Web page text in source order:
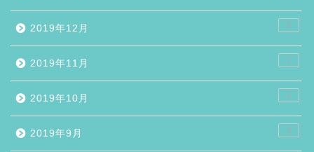
2019年12月 5
2019年11月 7
2019年10月 2
2019年9月 3